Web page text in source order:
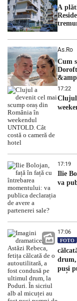
A
As.ro
Cum
17:22
Clujul
17:19
Ilie
va
17:06
FOTO
puși